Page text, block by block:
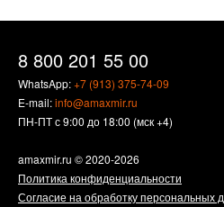
8 800 201 55 00
WhatsApp:+7 (913) 375-74-09
E-mail:info@amaxmir.ru
ПН-ПТ с 9:00 до 18:00 (мск +4)
amaxmir.ru © 2020-2026
Политика конфиденциальности
Согласие на обработку персональных